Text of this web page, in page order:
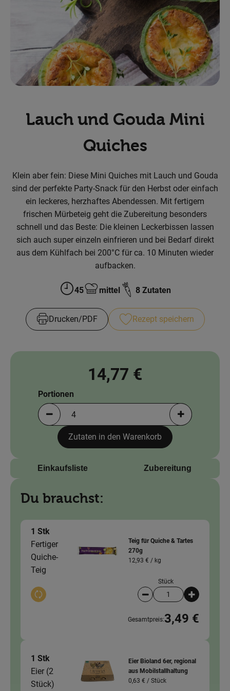
Obst & Gemüse
Kühlregal
Speisekammer
Körperpflege
Geschäftskunden-Shop
Freunde werben
News
Blog
Lauch und Gouda Mini
Quiches
Klein aber fein: Diese Mini Quiches mit Lauch und Gouda
sind der perfekte Party-Snack für den Herbst oder einfach
ein leckeres, herzhaftes Abendessen. Mit fertigem
frischen Mürbeteig geht die Zubereitung besonders
schnell und das Beste: Die kleinen Leckerbissen lassen
sich auch super einzeln einfrieren und bei Bedarf direkt
aus dem Kühlfach bei 200°C für ca. 10 Minuten wieder
aufbacken.
Zubreitungszeit:
45
Schwierigkeit:
mittel 8 Zutaten
Drucken​/​PDF Rezept speichern
14,77 €
Portionen verringern (aktuell 4 Portionen
Portionen
Portionen
Zutaten in den Warenkorb
Einkaufsliste Zubereitung
Du brauchst:
1 Stk
Fertiger
Quiche-
Teig
Auswahl ändern
Teig für Quiche & Tartes
270g
12,93 € / kg
Stück
Artikelanzahl
Gesamtpreis:3,49 €
1 Stk
Eier (2
Stück)
Eier Bioland 6er, regional
aus Mobilstallhaltung
0,63 € / Stück